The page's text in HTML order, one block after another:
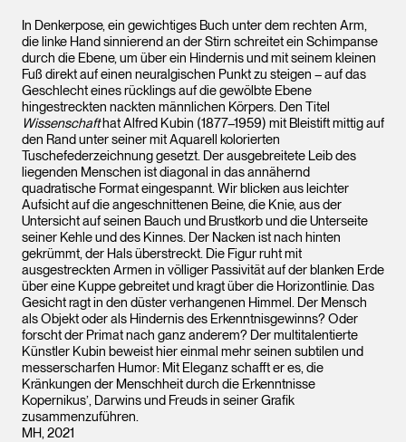
In Denkerpose, ein gewichtiges Buch unter dem rechten Arm,
die linke Hand sinnierend an der Stirn schreitet ein Schimpanse
durch die Ebene, um über ein Hindernis und mit seinem kleinen
Fuß direkt auf einen neuralgischen Punkt zu steigen – auf das
Geschlecht eines rücklings auf die gewölbte Ebene
hingestreckten nackten männlichen Körpers. Den Titel
Wissenschafthat Alfred Kubin (1877–1959) mit Bleistift mittig auf
den Rand unter seiner mit Aquarell kolorierten
Tuschefederzeichnung gesetzt. Der ausgebreitete Leib des
liegenden Menschen ist diagonal in das annähernd
quadratische Format eingespannt. Wir blicken aus leichter
Aufsicht auf die angeschnittenen Beine, die Knie, aus der
Untersicht auf seinen Bauch und Brustkorb und die Unterseite
seiner Kehle und des Kinnes. Der Nacken ist nach hinten
gekrümmt, der Hals überstreckt. Die Figur ruht mit
ausgestreckten Armen in völliger Passivität auf der blanken Erde
über eine Kuppe gebreitet und kragt über die Horizontlinie. Das
Gesicht ragt in den düster verhangenen Himmel. Der Mensch
als Objekt oder als Hindernis des Erkenntnisgewinns? Oder
forscht der Primat nach ganz anderem? Der multitalentierte
Künstler Kubin beweist hier einmal mehr seinen subtilen und
messerscharfen Humor: Mit Eleganz schafft er es, die
Kränkungen der Menschheit durch die Erkenntnisse
Kopernikus’, Darwins und Freuds in seiner Grafik
zusammenzuführen.
MH, 2021